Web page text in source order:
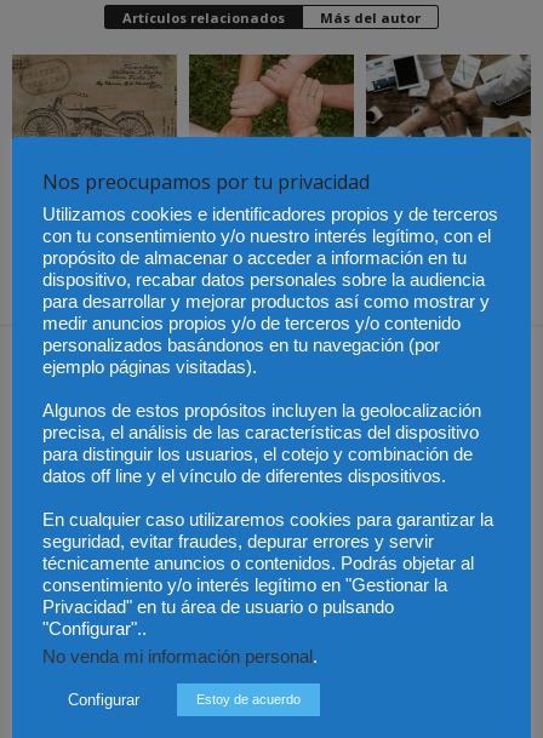
Artículos relacionados Más del autor
Cómo proteger tu
propiedad intelectual en
el extranjero: claves
lingüísticas y jurídicas
El Pleno del CGPJ
aprueba el informe al
anteproyecto de Ley de
Familias por
unanimidad
en la Ley de Sociedades
Dejar una respuesta
Nos preocupamos por tu privacidad
Utilizamos cookies e identificadores propios y de terceros
con tu consentimiento y/o nuestro interés legítimo, con el
propósito de almacenar o acceder a información en tu
dispositivo, recabar datos personales sobre la audiencia
para desarrollar y mejorar productos así como mostrar y
medir anuncios propios y/o de terceros y/o contenido
personalizados basándonos en tu navegación (por
ejemplo páginas visitadas).
Algunos de estos propósitos incluyen la geolocalización
precisa, el análisis de las características del dispositivo
para distinguir los usuarios, el cotejo y combinación de
datos off line y el vínculo de diferentes dispositivos.
En cualquier caso utilizaremos cookies para garantizar la
seguridad, evitar fraudes, depurar errores y servir
técnicamente anuncios o contenidos. Podrás objetar al
consentimiento y/o interés legítimo en "Gestionar la
Privacidad" en tu área de usuario o pulsando
"Configurar"..
No venda mi información personal.
Configurar Estoy de acuerdo